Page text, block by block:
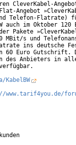
CleverKabel-
Angebot
Telefon-Flatrate)
auch im Oktober 120
Pakete
s und
ins deutsche
60 Euro Gutschrift.
des Anbieters in
www.tarif4you.de/